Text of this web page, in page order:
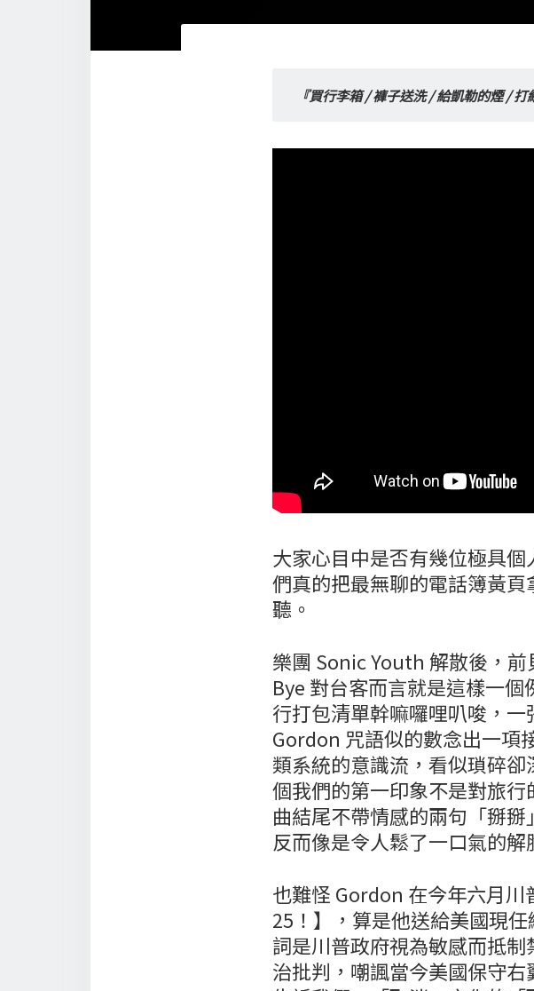
『買行李箱 / 褲子送洗 / 給凱勒的煙 /
大家心目中是否有幾位極具
們真的把最無聊的電話簿黃
聽。
樂團 Sonic Youth 解散後，
Bye 對台客而言就是這樣一
行打包清單幹嘛囉哩叭唆，
Gordon 咒語似的數念出一項
類系統的意識流，看似瑣碎
個我們的第一印象不是對旅
曲結尾不帶情感的兩句「掰
反而像是令人鬆了一口氣的解
也難怪 Gordon 在今年六月
25！】，算是他送給美國現
詞是川普政府視為敏感而抵
治批判，嘲諷當今美國保守